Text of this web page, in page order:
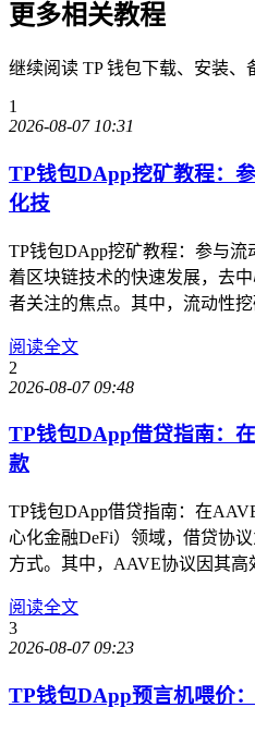
更多相关教程
继续阅读 TP 钱包下载、安装、
1
2026-08-07 10:31
TP钱包DApp挖矿教程：
化技
TP钱包DApp挖矿教程：参与流
着区块链技术的快速发展，去
者关注的焦点。其中，流动性
阅读全文
2
2026-08-07 09:48
TP钱包DApp借贷指南：
款
TP钱包DApp借贷指南：在
心化金融DeFi）领域，借贷协
方式。其中，AAVE协议因其高
阅读全文
3
2026-08-07 09:23
TP钱包DApp预言机喂价